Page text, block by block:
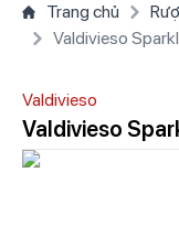
Trang chủ
Valdivieso
Valdivieso